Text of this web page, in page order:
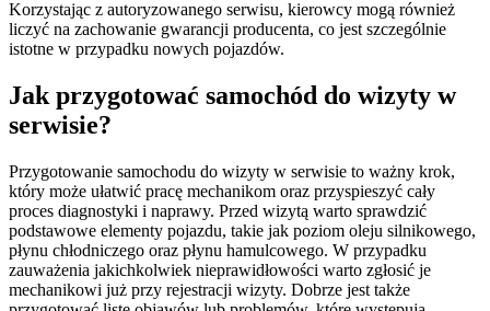
Korzystając z autoryzowanego serwisu, kierowcy mogą również
liczyć na zachowanie gwarancji producenta, co jest szczególnie
istotne w przypadku nowych pojazdów.
Jak przygotować samochód do wizyty w
serwisie?
Przygotowanie samochodu do wizyty w serwisie to ważny krok,
który może ułatwić pracę mechanikom oraz przyspieszyć cały
proces diagnostyki i naprawy. Przed wizytą warto sprawdzić
podstawowe elementy pojazdu, takie jak poziom oleju silnikowego,
płynu chłodniczego oraz płynu hamulcowego. W przypadku
zauważenia jakichkolwiek nieprawidłowości warto zgłosić je
mechanikowi już przy rejestracji wizyty. Dobrze jest także